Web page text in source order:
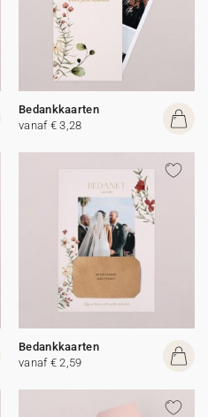
Bedankkaarten
vanaf € 3,28
Bedankkaarten
vanaf € 2,59